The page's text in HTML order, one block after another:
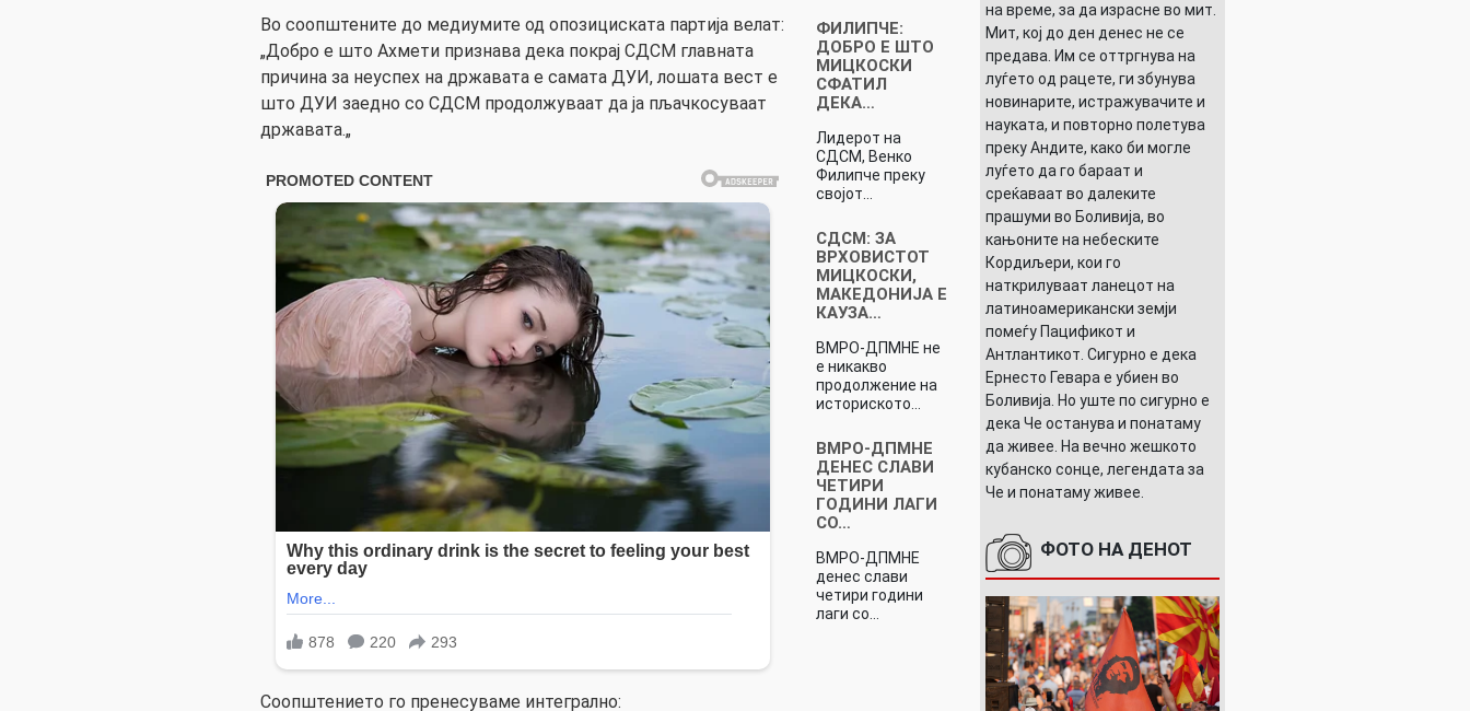
Во соопштените до медиумите од опозициската партија велат:
„Добро е што Ахмети признава дека покрај СДСМ главната
причина за неуспех на државата е самата ДУИ, лошата вест е
што ДУИ заедно со СДСМ продолжуваат да ја пљачкосуваат
државата.„
Соопштението го пренесуваме интегрално:
ФИЛИПЧЕ:
ДОБРО Е ШТО
МИЦКОСКИ
СФАТИЛ
ДЕКА…
Лидерот на
СДСМ, Венко
Филипче преку
својот…
СДСМ: ЗА
ВРХОВИСТОТ
МИЦКОСКИ,
МАКЕДОНИЈА Е
КАУЗА…
ВМРО-ДПМНЕ не
е никакво
продолжение на
историското…
ВМРО-ДПМНЕ
ДЕНЕС СЛАВИ
ЧЕТИРИ
ГОДИНИ ЛАГИ
СО…
ВМРО-ДПМНЕ
денес слави
четири години
лаги со…
на време, за да израсне во мит.
Мит, кој до ден денес не се
предава. Им се оттргнува на
луѓето од рацете, ги збунува
новинарите, истражувачите и
науката, и повторно полетува
преку Андите, како би могле
луѓето да го бараат и
среќаваат во далеките
прашуми во Боливија, во
кањоните на небеските
Кордиљери, кои го
наткрилуваат ланецот на
латиноамерикански земји
помеѓу Пацификот и
Антлантикот. Сигурно е дека
Ернесто Гевара е убиен во
Боливија. Но уште по сигурно е
дека Че останува и понатаму
да живее. На вечно жешкото
кубанско сонце, легендата за
Че и понатаму живее.
ФОТО НА ДЕНОТ